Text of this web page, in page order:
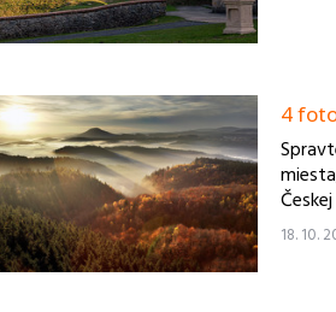
4
18. 10.